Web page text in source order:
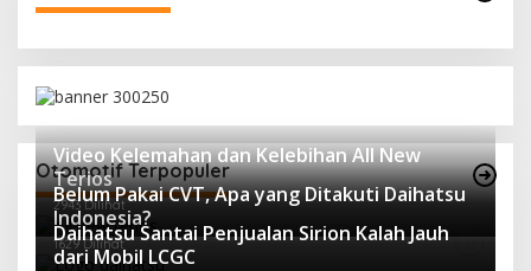
Otomotif Terpopuler
Video Kelemahan dan Kelebihan All New
Terios
2943 Dilihat
Belum Pakai CVT, Apa yang Ditakuti Daihatsu
Indonesia?
1629 Dilihat
Daihatsu Santai Penjualan Sirion Kalah Jauh
dari Mobil LCGC